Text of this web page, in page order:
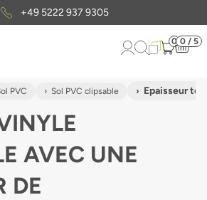
+49 5222 937 9305
0 0 / 5
PVC Sol PVC clipsable Epaisseur
AVEC UNE
DE